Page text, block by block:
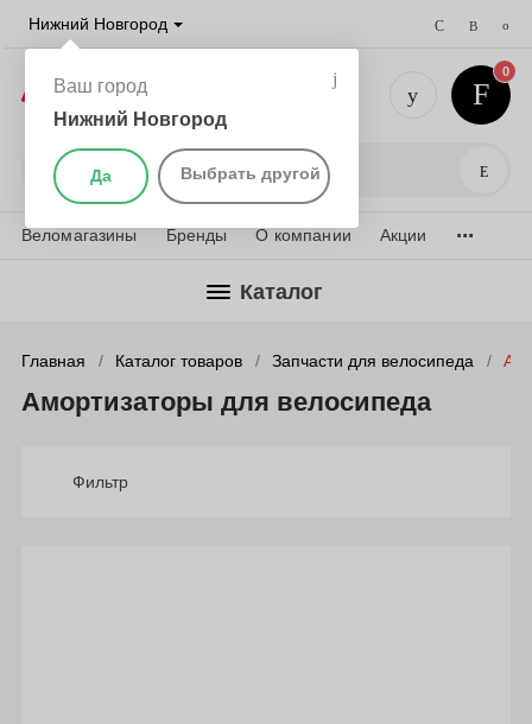
Нижний Новгород
Ваш город
Нижний Новгород
Да Выбрать другой Поиск
+7 (831)
0
Веломагазины Бренды О компании Акции ...
Каталог
Главная Каталог товаров Запчасти для велосипеда
Амортизаторы для велосипеда
Фильтр